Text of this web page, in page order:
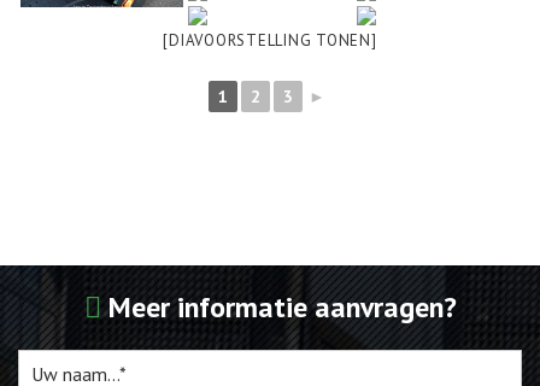
[DIAVOORSTELLING TONEN]
1 2 3 ►
Meer informatie aanvragen?